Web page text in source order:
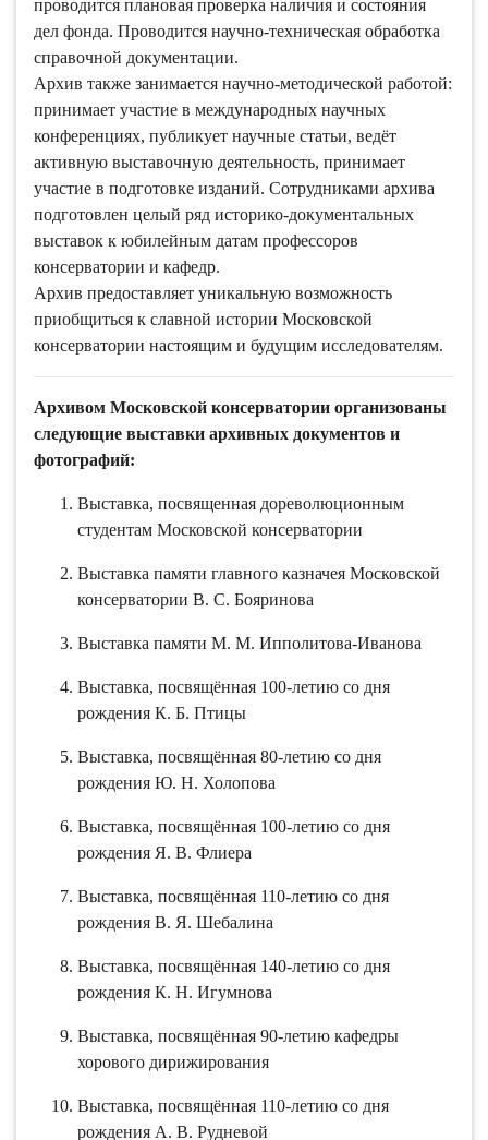
проводится плановая проверка наличия и состояния
дел фонда. Проводится научно-техническая обработка
справочной документации.
Архив также занимается научно-методической работой:
принимает участие в международных научных
конференциях, публикует научные статьи, ведёт
активную выставочную деятельность, принимает
участие в подготовке изданий. Сотрудниками архива
подготовлен целый ряд историко-документальных
выставок к юбилейным датам профессоров
консерватории и кафедр.
Архив предоставляет уникальную возможность
приобщиться к славной истории Московской
консерватории настоящим и будущим исследователям.
Архивом Московской консерватории организованы
следующие выставки архивных документов и
фотографий:
Выставка, посвященная дореволюционным
студентам Московской консерватории
Выставка памяти главного казначея Московской
консерватории В. С. Бояринова
Выставка памяти М. М. Ипполитова-Иванова
Выставка, посвящённая 100-летию со дня
рождения К. Б. Птицы
Выставка, посвящённая 80-летию со дня
рождения Ю. Н. Холопова
Выставка, посвящённая 100-летию со дня
рождения Я. В. Флиера
Выставка, посвящённая 110-летию со дня
рождения В. Я. Шебалина
Выставка, посвящённая 140-летию со дня
рождения К. Н. Игумнова
Выставка, посвящённая 90-летию кафедры
хорового дирижирования
Выставка, посвящённая 110-летию со дня
рождения А. В. Рудневой